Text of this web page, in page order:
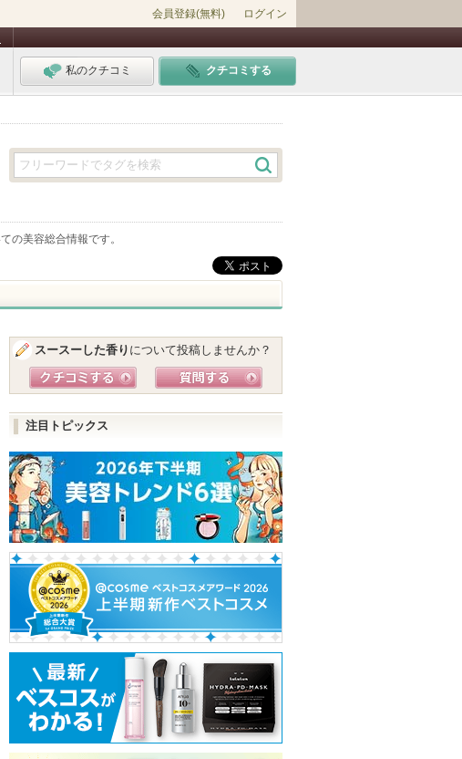
会員登録(無料) ログイン
私のクチコミ クチコミする
の美容総合情報です。
スースーした香り について投稿しませんか？
注目トピックス